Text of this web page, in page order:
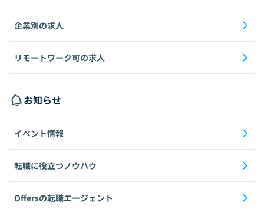
企業別の求人
リモートワーク可の求人
お知らせ
イベント情報
転職に役立つノウハウ
Offersの転職エージェント